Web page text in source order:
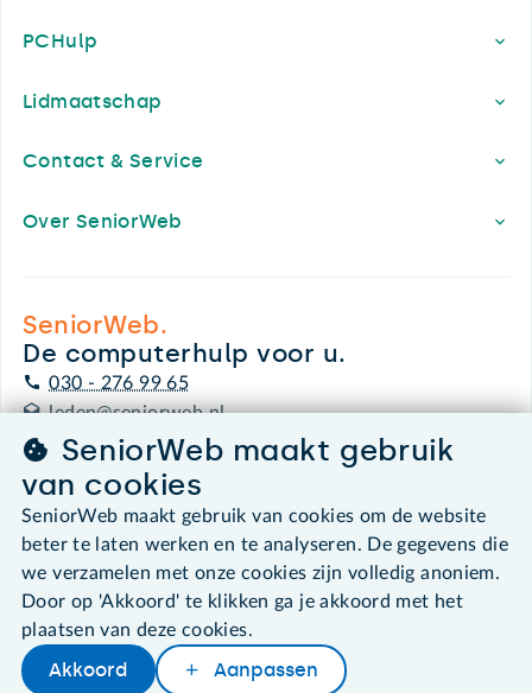
Later lezenDelenWoordenboek
PCHulp
Lidmaatschap
Contact & Service
Over SeniorWeb
SeniorWeb.
De computerhulp voor u.
030 - 276 99 65
leden@seniorweb.nl
©2026 SeniorWeb
Algemene voorwaarden
Cookies en cookie-instellingen
Disclaimer
Privacybeleid
SeniorWeb maakt gebruik
van cookies
SeniorWeb maakt gebruik van cookies om de website
beter te laten werken en te analyseren. De gegevens die
we verzamelen met onze cookies zijn volledig anoniem.
Door op 'Akkoord' te klikken ga je akkoord met het
plaatsen van deze cookies.
Akkoord Aanpassen